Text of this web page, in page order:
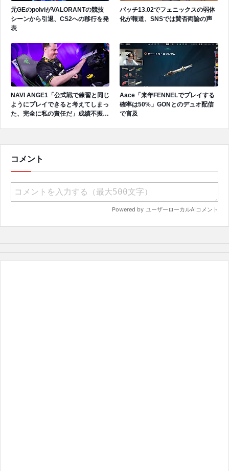
元GEのpolviがVALORANTの競技
シーンから引退、CS2への移行を発
表
パッチ13.02でフェニックスの弱体
化が報道、SNSでは賛否両論の声
NAVI ANGE1「公式戦で練習と同じ
ようにプレイできると考えてしまっ
た、完全に私の責任だ」成績不振を
Aace「来年FENNELでプレイする
確率は50%」GONとのデュオ配信
で言及
コメント